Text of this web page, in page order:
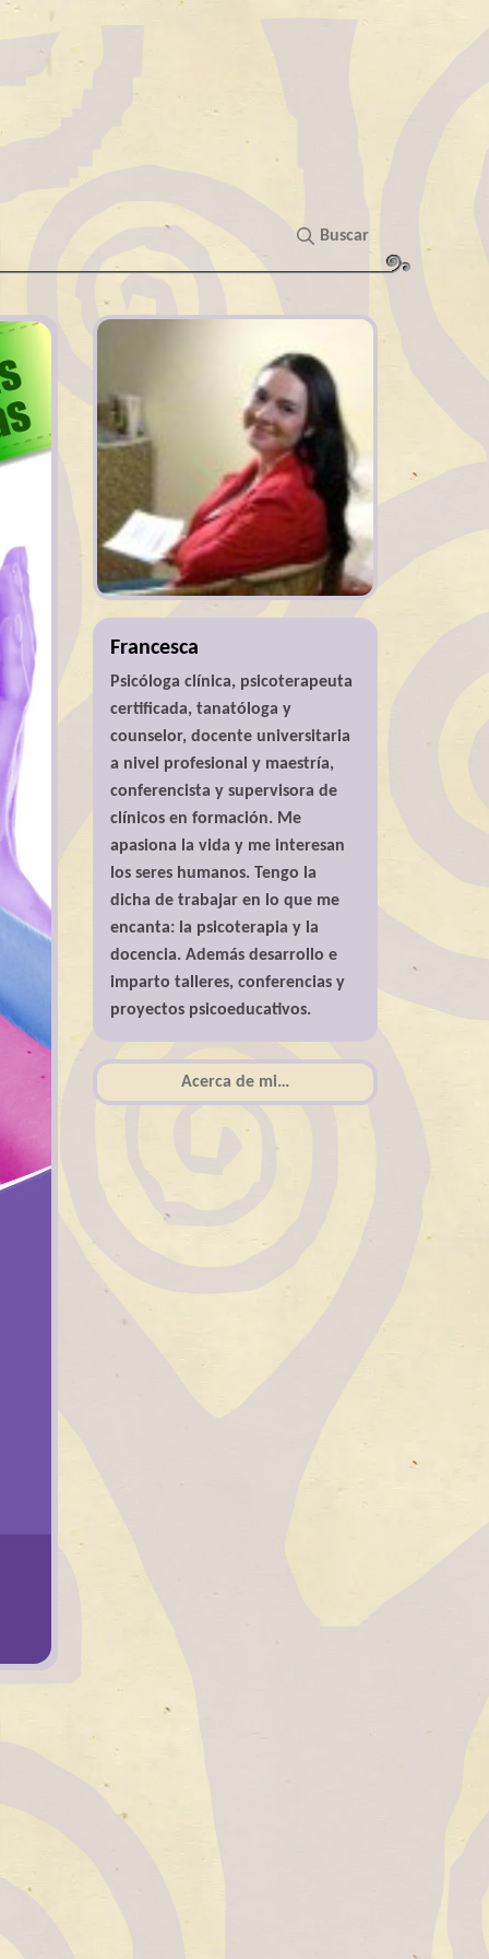
Buscar
Francesca
Psicóloga clínica, psicoterapeuta
certificada, tanatóloga y
counselor, docente universitaria
a nivel profesional y maestría,
conferencista y supervisora de
clínicos en formación. Me
apasiona la vida y me interesan
los seres humanos. Tengo la
dicha de trabajar en lo que me
encanta: la psicoterapia y la
docencia. Además desarrollo e
imparto talleres, conferencias y
proyectos psicoeducativos.
Acerca de mi…